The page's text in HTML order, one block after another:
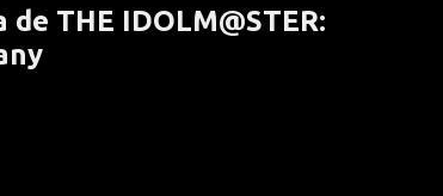
THE IDOLM@STER: